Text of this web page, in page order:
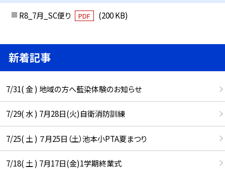
R8_7月_SC便り PDF (200 KB)
新着記事
7/31( 金 ) 地域の方へ藍染体験のお知らせ
7/29( 水 ) 7月28日(火)自衛消防訓練
7/25( 土 ) ７月25日（土）池本小PTA夏まつり
7/18( 土 ) 7月17日(金)1学期終業式